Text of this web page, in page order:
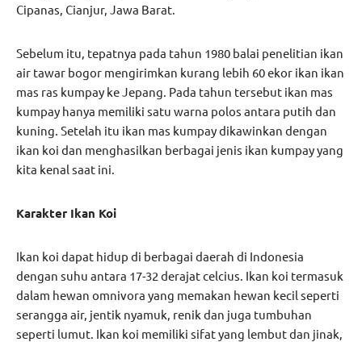
Cipanas, Cianjur, Jawa Barat.
Sebelum itu, tepatnya pada tahun 1980 balai penelitian ikan
air tawar bogor mengirimkan kurang lebih 60 ekor ikan ikan
mas ras kumpay ke Jepang. Pada tahun tersebut ikan mas
kumpay hanya memiliki satu warna polos antara putih dan
kuning. Setelah itu ikan mas kumpay dikawinkan dengan
ikan koi dan menghasilkan berbagai jenis ikan kumpay yang
kita kenal saat ini.
Karakter Ikan Koi
Ikan koi dapat hidup di berbagai daerah di Indonesia
dengan suhu antara 17-32 derajat celcius. Ikan koi termasuk
dalam hewan omnivora yang memakan hewan kecil seperti
serangga air, jentik nyamuk, renik dan juga tumbuhan
seperti lumut. Ikan koi memiliki sifat yang lembut dan jinak,